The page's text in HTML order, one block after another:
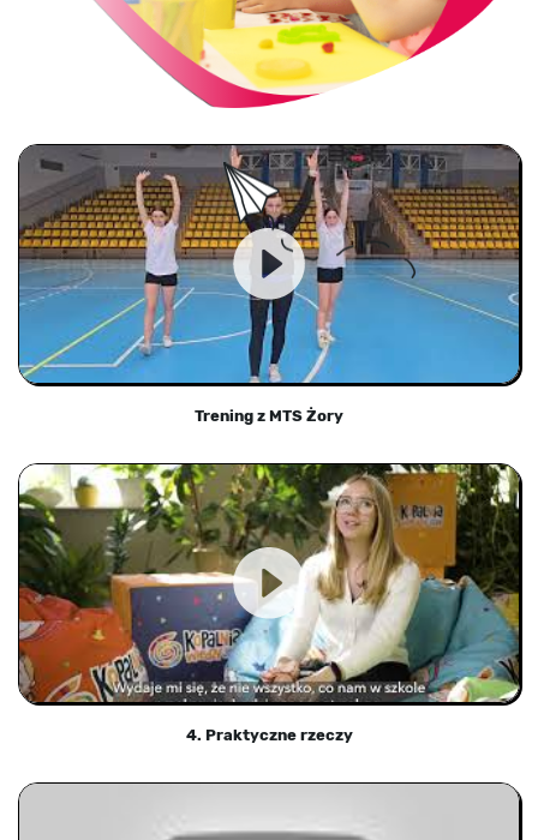
Trening z MTS Żory
4. Praktyczne rzeczy